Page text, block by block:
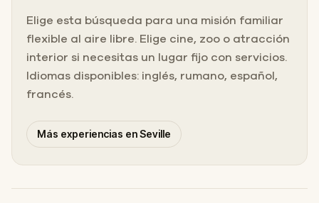
Elige esta búsqueda para una misión familiar
flexible al aire libre. Elige cine, zoo o atracción
interior si necesitas un lugar fijo con servicios.
Idiomas disponibles: inglés, rumano, español,
francés.
Más experiencias en Seville